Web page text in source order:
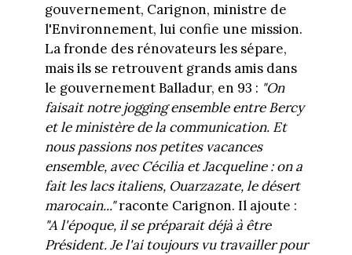
gouvernement, Carignon, ministre de
l'Environnement, lui confie une mission.
La fronde des rénovateurs les sépare,
mais ils se retrouvent grands amis dans
le gouvernement Balladur, en 93 : "On
faisait notre jogging ensemble entre Bercy
et le ministère de la communication. Et
nous passions nos petites vacances
ensemble, avec Cécilia et Jacqueline : on a
fait les lacs italiens, Ouarzazate, le désert
marocain..."raconte Carignon. Il ajoute :
"A l'époque, il se préparait déjà à être
Président. Je l'ai toujours vu travailler pour